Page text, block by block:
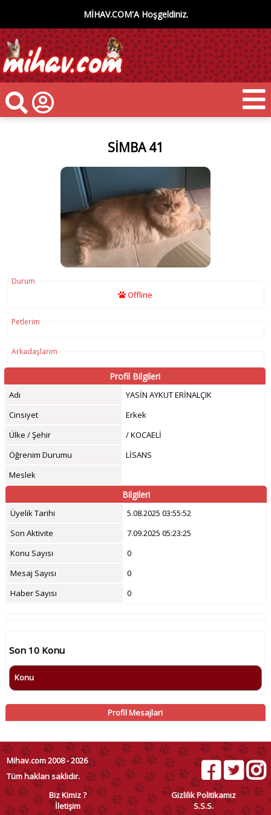
MİHAV.COM'A Hoşgeldiniz.
SİMBA 41
Durum
Offline
Petlerim
Arkadaşlarım
Profil Bilgileri
Adı
YASİN AYKUT ERİNALÇIK
Cinsiyet
Erkek
Ülke / Şehir
/ KOCAELİ
Öğrenim Durumu
LİSANS
Meslek
Bilgileri
Üyelik Tarihi
5.08.2025 03:55:52
Son Aktivite
7.09.2025 05:23:25
Konu Sayısı
0
Mesaj Sayısı
0
Haber Sayısı
0
Son 10 Konu
Konu
Profil Mesajlari
Mihav.com 2008 - 2026
Tüm hakları saklıdır.
Biz Kimiz ?
Gizlilik Politikamız
İletişim
S.S.S.